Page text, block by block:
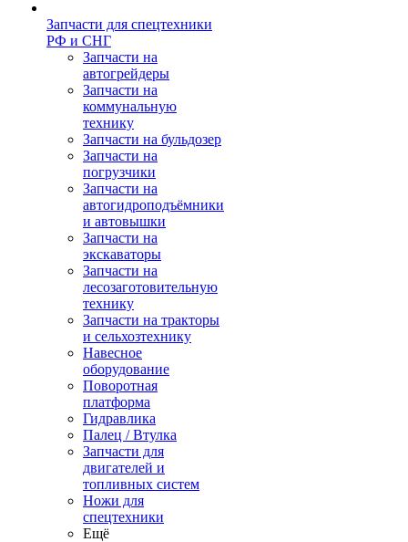
Запчасти для спецтехники
РФ и СНГ
Запчасти на
автогрейдеры
Запчасти на
коммунальную
технику
Запчасти на бульдозер
Запчасти на
погрузчики
Запчасти на
автогидроподъёмники
и автовышки
Запчасти на
экскаваторы
Запчасти на
лесозаготовительную
технику
Запчасти на тракторы
и сельхозтехнику
Навесное
оборудование
Поворотная
платформа
Гидравлика
Палец / Втулка
Запчасти для
двигателей и
топливных систем
Ножи для
спецтехники
Ещё